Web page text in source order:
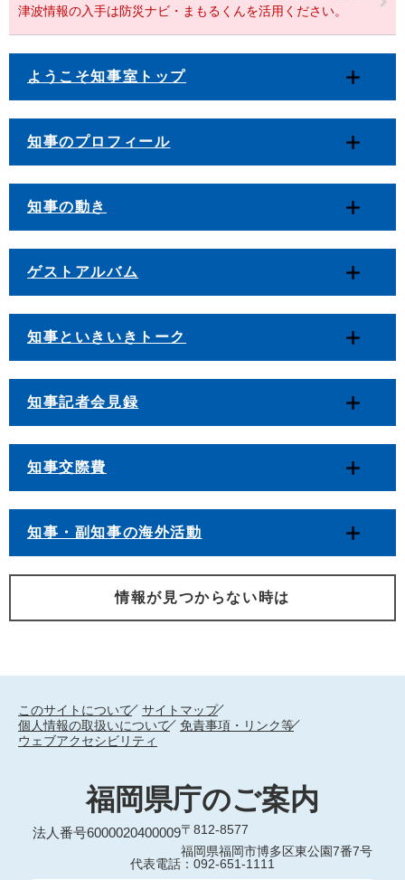
津波情報の入手は防災ナビ・まもるくんを活用ください。
ようこそ知事室トップ
知事のプロフィール
知事の動き
ゲストアルバム
知事といきいきトーク
知事記者会見録
知事交際費
知事・副知事の海外活動
情報が見つからない時は
このサイトについて
サイトマップ
個人情報の取扱いについて
免責事項・リンク等
ウェブアクセシビリティ
福岡県庁のご案内
法人番号6000020400009〒812-8577
福岡県福岡市博多区東公園7番7号
代表電話：092-651-1111